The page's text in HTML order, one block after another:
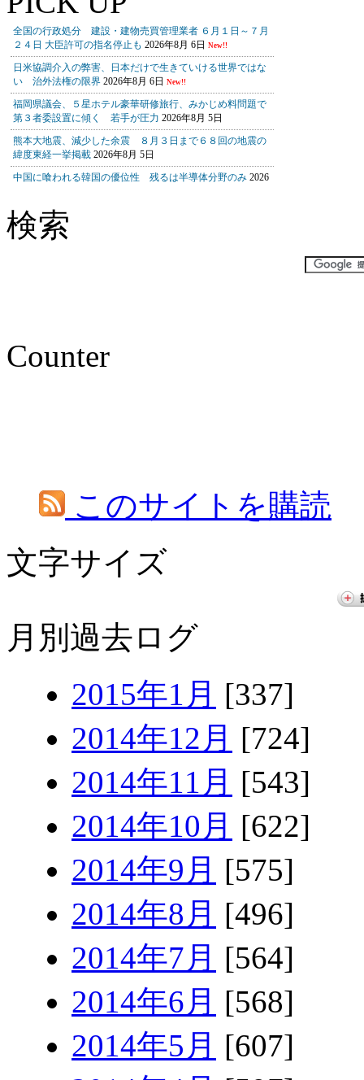
検索
Counter
このサイトを購読
文字サイズ
月別過去ログ
2015年1月 [337]
2014年12月 [724]
2014年11月 [543]
2014年10月 [622]
2014年9月 [575]
2014年8月 [496]
2014年7月 [564]
2014年6月 [568]
2014年5月 [607]